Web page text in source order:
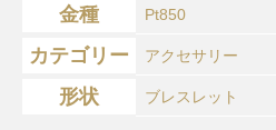
金種 Pt850
カテゴリー アクセサリー
形状 ブレスレット